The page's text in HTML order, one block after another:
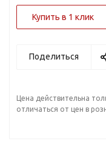
Купить в 1 клик
Поделиться
Цена действительна
отличаться от цен в